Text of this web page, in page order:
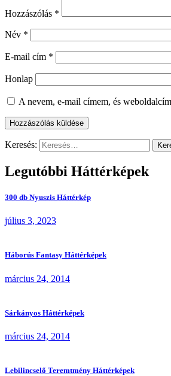
Hozzászólás *
Név *
E-mail cím *
Honlap
A nevem, e-mail címem, és
Keresés:
Legutóbbi Háttérképek
300 db Nyuszis Háttérkép
július 3, 2023
Háborús Fantasy Háttérképek
március 24, 2014
Sárkányos Háttérképek
március 24, 2014
Lebilincselő Teremtmény Háttérképek